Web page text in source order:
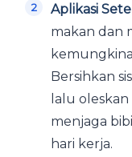
Aplikasi
makan dan
Bersihkan
lalu
menjaga
hari kerja.